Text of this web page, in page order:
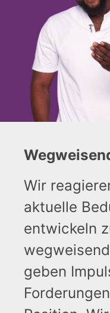
Wir
aktuelle
entwickeln
geben